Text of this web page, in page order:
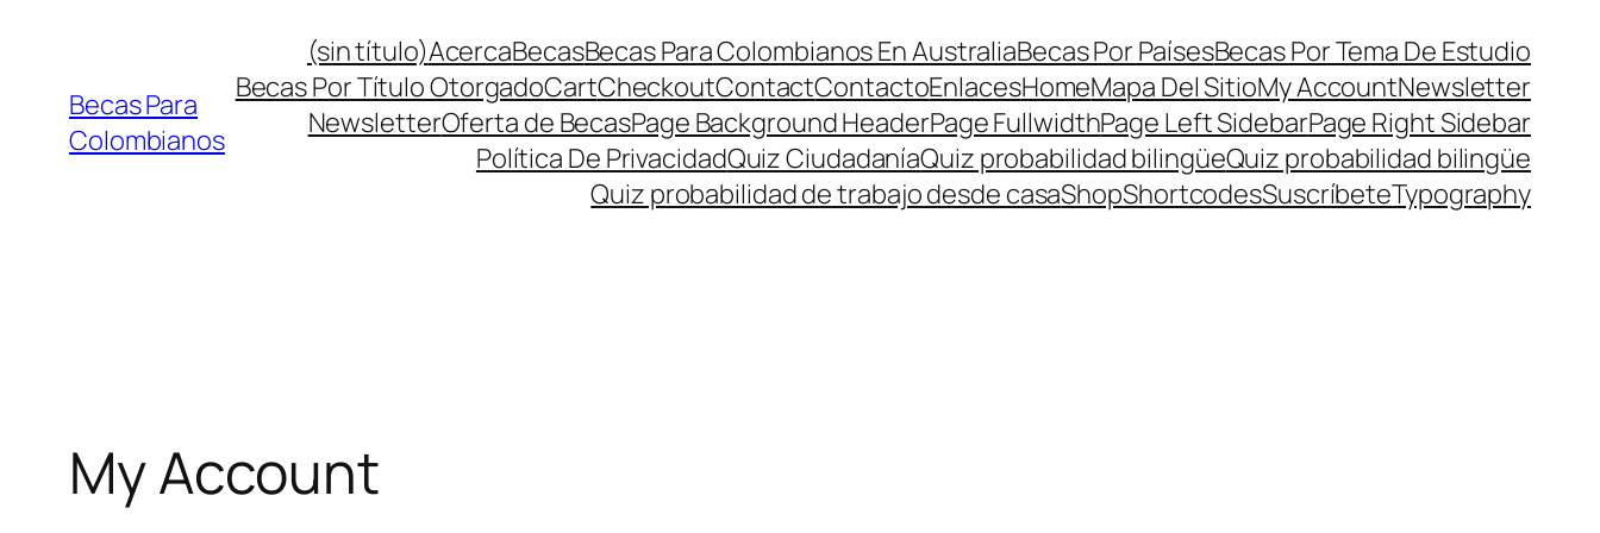
contenido
Becas Para
Colombianos
(sin título)AcercaBecasBecas Para Colombianos En AustraliaBecas Por PaísesBecas Por Tema De Estudio
Becas Por Título OtorgadoCartCheckoutContactContactoEnlacesHomeMapa Del SitioMy AccountNewsletter
NewsletterOferta de BecasPage Background HeaderPage FullwidthPage Left SidebarPage Right Sidebar
Política De PrivacidadQuiz CiudadaníaQuiz probabilidad bilingüeQuiz probabilidad bilingüe
Quiz probabilidad de trabajo desde casaShopShortcodesSuscríbeteTypography
My Account